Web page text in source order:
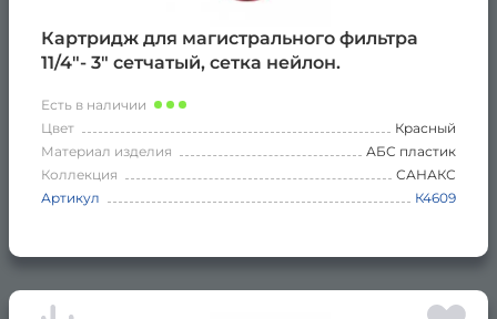
Картридж для магистрального фильтра
11/4"- 3" сетчатый, сетка нейлон.
Есть в наличии
Цвет
Красный
Материал изделия
АБС пластик
Коллекция
САНАКС
Артикул
К4609